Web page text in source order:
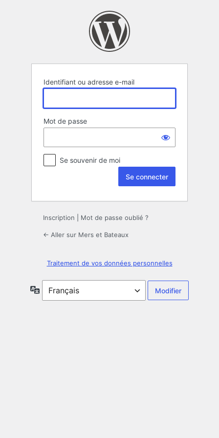
Identifiant ou adresse e-mail
Mot de passe
Se souvenir de moi
Inscription Mot de passe oublié ?
← Aller sur Mers et Bateaux
Traitement de vos données personnelles
Langue